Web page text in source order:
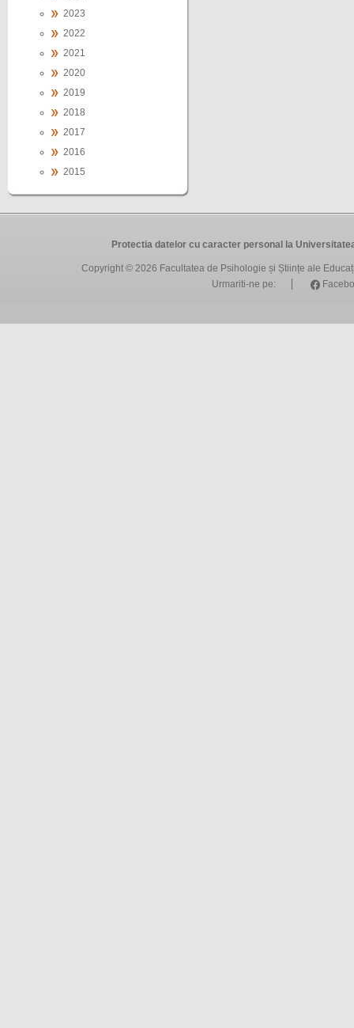
2023
2022
2021
2020
2019
2018
2017
2016
2015
Protectia datelor cu caracter personal la
Copyright © 2026 Facultatea de Psihologie și Științe ale
Urmariti-ne pe: